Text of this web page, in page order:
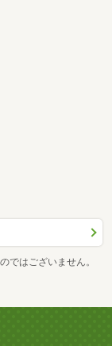
ではございません。